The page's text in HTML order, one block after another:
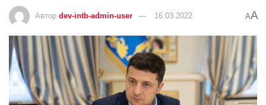
Автор dev-intb-admin-user 16.03.2022 AA